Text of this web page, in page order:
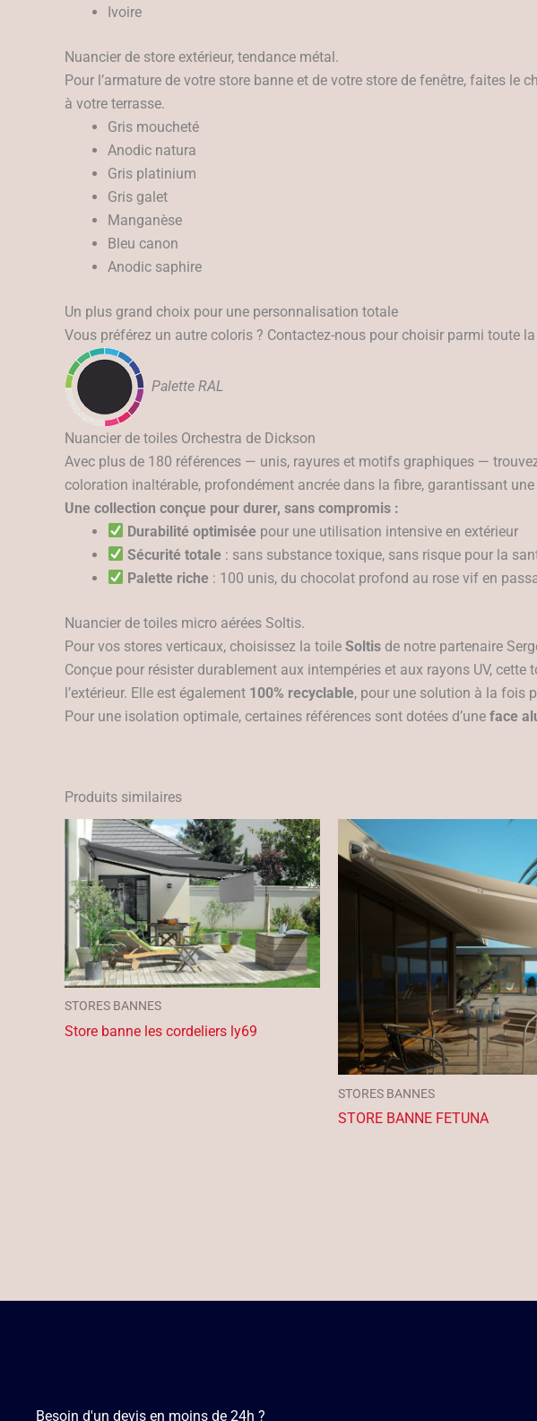
Ivoire
Nuancier de store extérieur, tendance métal.
Pour l’armature de votre store banne et de votre store de fenêtre, faites
à votre terrasse.
Gris moucheté
Anodic natura
Gris platinium
Gris galet
Manganèse
Bleu canon
Anodic saphire
Un plus grand choix pour une personnalisation totale
Vous préférez un autre coloris ? Contactez-nous pour choisir parmi toute
Palette RAL
Nuancier de toiles Orchestra de Dickson
Avec plus de 180 références — unis, rayures et motifs graphiques —
coloration inaltérable, profondément ancrée dans la fibre, garantissant
Une collection conçue pour durer, sans compromis :
Durabilité optimisée pour une utilisation intensive en extérieur
Sécurité totale : sans substance toxique, sans risque pour la
Palette riche : 100 unis, du chocolat profond au rose vif en
Nuancier de toiles micro aérées Soltis.
Pour vos stores verticaux, choisissez la toile Soltis de notre partenaire
Conçue pour résister durablement aux intempéries et aux rayons UV, cette
l’extérieur. Elle est également 100% recyclable, pour une solution à la fois
Pour une isolation optimale, certaines références sont dotées d’une face
Produits similaires
STORES BANNES
Store banne les cordeliers ly69
STORES BANNES
STORE BANNE FETUNA
Besoin d'un devis en moins de 24h ?